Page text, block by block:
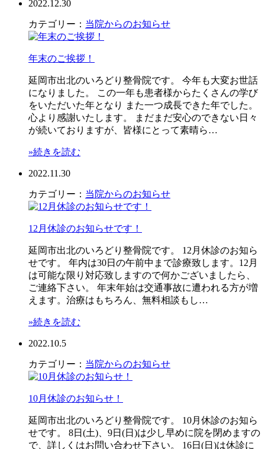
2022.12.30
カテゴリー： 当院からのお知らせ
年末のご挨拶！
延岡市出北のいろどり整骨院です。 今年も大変お世話
になりました。 この一年も患者様からたくさんの学び
をいただいた年となり また一つ成長できた年でした。
心より感謝いたします。 まだまだ安心のできない日々
が続いておりますが、皆様にとって素晴ら…
»続きを読む
2022.11.30
カテゴリー： 当院からのお知らせ
12月休診のお知らせです！
延岡市出北のいろどり整骨院です。 12月休診のお知ら
せです。 年内は30日の午前中まで診療致します。12月
は可能な限り対応致しますので何かございましたら、
ご連絡下さい。 年末年始は交通事故に遭われる方が増
えます。治療はもちろん、無料相談もし…
»続きを読む
2022.10.5
カテゴリー： 当院からのお知らせ
10月休診のお知らせ！
延岡市出北のいろどり整骨院です。 10月休診のお知ら
せです。 8日(土)、9日(日)は少し早めに院を閉めますの
で、詳しくはお問い合わせ下さい。 16日(日)は休診に